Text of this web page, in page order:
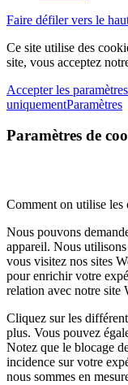
Faire défiler vers le
Ce site utilise des
site, vous acceptez
Accepter les paramètres
uniquementParamètres
Paramètres de
Comment on utilise les
Nous pouvons
appareil. Nous
vous visitez nos sites
pour enrichir votre
relation avec notre site
Cliquez sur les
plus. Vous pouvez
Notez que le blocage
incidence sur votre
nous sommes en